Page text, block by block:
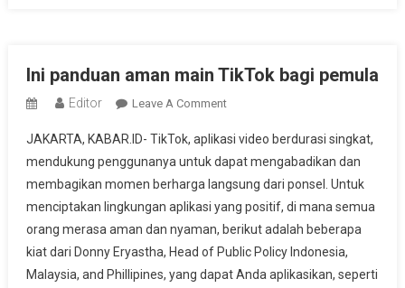
Ini panduan aman main TikTok bagi pemula
Editor Leave A CommentOn
Panduan
Aman
Main
TikTok
Bagi
Pemula
JAKARTA, KABAR.ID- TikTok, aplikasi video berdurasi singkat,
mendukung penggunanya untuk dapat mengabadikan dan
membagikan momen berharga langsung dari ponsel. Untuk
menciptakan lingkungan aplikasi yang positif, di mana semua
orang merasa aman dan nyaman, berikut adalah beberapa
kiat dari Donny Eryastha, Head of Public Policy Indonesia,
Malaysia, and Phillipines, yang dapat Anda aplikasikan, seperti